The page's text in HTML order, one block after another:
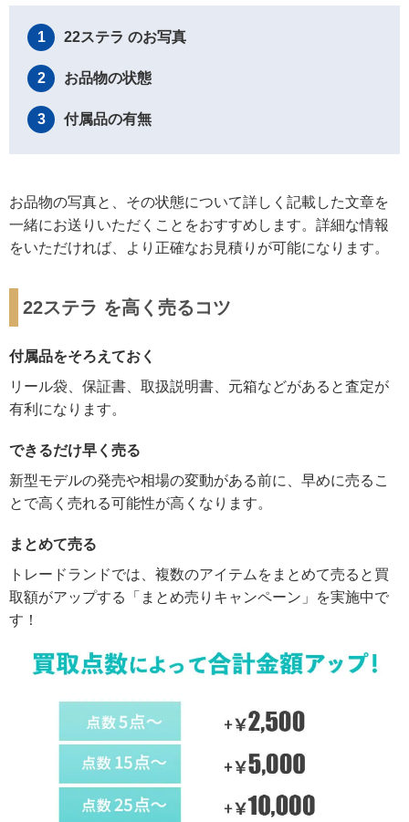
1 22ステラ のお写真
2 お品物の状態
3 付属品の有無
お品物の写真と、その状態について詳しく記載した文章を
一緒にお送りいただくことをおすすめします。詳細な情報
をいただければ、より正確なお見積りが可能になります。
22ステラ を高く売るコツ
付属品をそろえておく
リール袋、保証書、取扱説明書、元箱などがあると査定が
有利になります。
できるだけ早く売る
新型モデルの発売や相場の変動がある前に、早めに売るこ
とで高く売れる可能性が高くなります。
まとめて売る
トレードランドでは、複数のアイテムをまとめて売ると買
取額がアップする「まとめ売りキャンペーン」を実施中で
す！